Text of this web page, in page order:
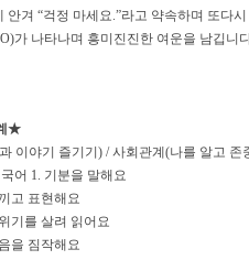
안겨 “걱정 마세요.”라고 약속하며 또다
가 나타나며 흥미진진한 여운을 남깁니
★
이야기 즐기기) / 사회관계(나를 알고 존
어 1. 기분을 말해요
고 표현해요
기를 살려 읽어요
을 짐작해요